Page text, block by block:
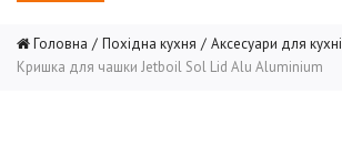
Головна Похідна кухня
Аксесуари для кухні
Кришка для чашки Jetboil Sol Lid Alu Aluminium